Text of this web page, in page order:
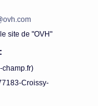
site de "OVH"
champ.fr)
Croissy-